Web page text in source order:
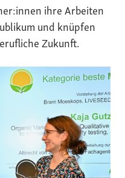
ihre Arbeiten
und knüpfen
Zukunft.